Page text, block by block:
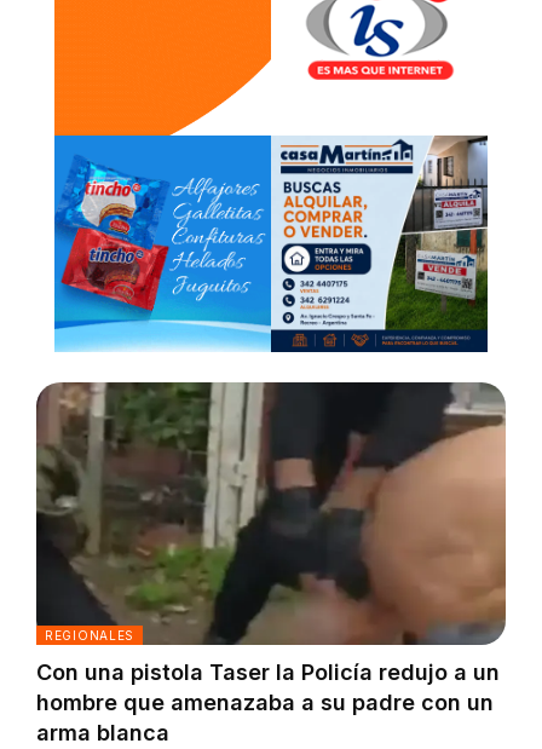
REGIONALES
Con una pistola Taser la Policía redujo a un
hombre que amenazaba a su padre con un
arma blanca